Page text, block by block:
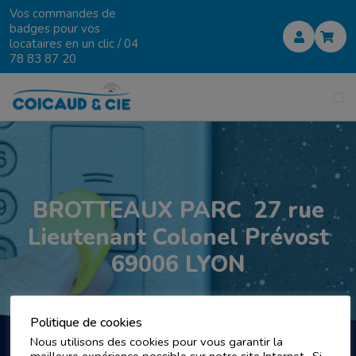
Vos commandes de
badges pour vos
locataires en un clic /04
78 83 87 20
BROTTEAUX PARC 27 rue
Lieutenant Colonel Prévost
69006 LYON
Politique de cookies
Nous utilisons des cookies pour vous garantir la